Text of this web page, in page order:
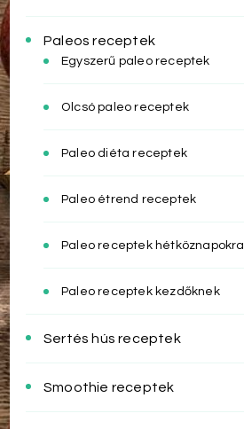
Paleos receptek
Egyszerű paleo receptek
Olcsó paleo receptek
Paleo diéta receptek
Paleo étrend receptek
Paleo receptek hétköznapokra
Paleo receptek kezdőknek
Sertés hús receptek
Smoothie receptek